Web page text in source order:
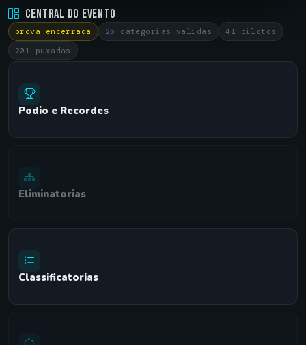
COPA SANTA MARIA 2015 • 3 ETAPA
SANTA MARIA - RS • 30/08/2015
Central do Evento
prova encerrada 25 categorias validas
41 pilotos
201 puxadas
Podio e Recordes
Eliminatorias
Classificatorias